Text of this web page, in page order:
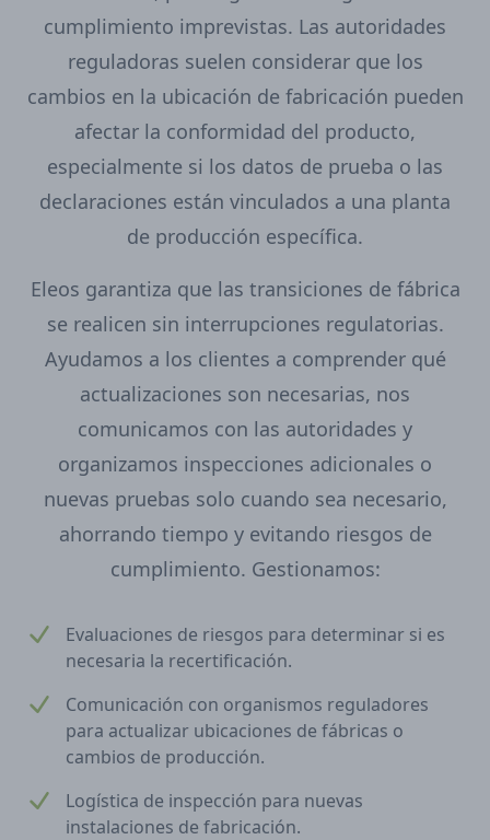
cumplimiento imprevistas. Las autoridades
reguladoras suelen considerar que los
cambios en la ubicación de fabricación pueden
afectar la conformidad del producto,
especialmente si los datos de prueba o las
declaraciones están vinculados a una planta
de producción específica.
Eleos garantiza que las transiciones de fábrica
se realicen sin interrupciones regulatorias.
Ayudamos a los clientes a comprender qué
actualizaciones son necesarias, nos
comunicamos con las autoridades y
organizamos inspecciones adicionales o
nuevas pruebas solo cuando sea necesario,
ahorrando tiempo y evitando riesgos de
cumplimiento. Gestionamos:
Evaluaciones de riesgos para determinar si es
necesaria la recertificación.
Comunicación con organismos reguladores
para actualizar ubicaciones de fábricas o
cambios de producción.
Logística de inspección para nuevas
instalaciones de fabricación.